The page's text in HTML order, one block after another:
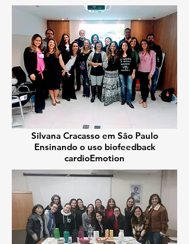
Silvana Cracasso em Sâo Paulo
Ensinando o uso biofeedback
cardioEmotion